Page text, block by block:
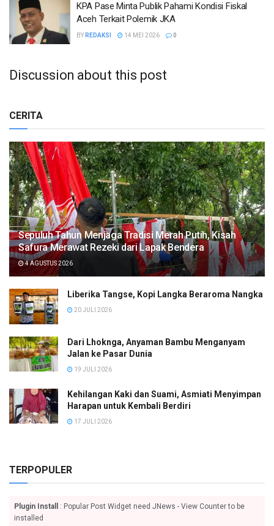
KPA Pase Minta Publik Pahami Kondisi Fiskal
Aceh Terkait Polemik JKA
BY REDAKSI 14 MEI 2026 0
Discussion about this post
CERITA
Sepuluh Tahun Menjaga Tradisi Merah Putih, Kisah
Safura Merawat Rezeki dari Lapak Bendera
4 AGUSTUS 2026
Liberika Tangse, Kopi Langka Beraroma Nangka
20 JULI 2026
Dari Lhoknga, Anyaman Bambu Menganyam
Jalan ke Pasar Dunia
19 JULI 2026
Kehilangan Kaki dan Suami, Asmiati Menyimpan
Harapan untuk Kembali Berdiri
17 JULI 2026
TERPOPULER
Plugin Install
: Popular Post Widget need JNews - View Counter to be
installed